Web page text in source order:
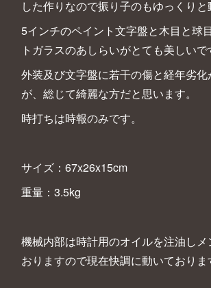
した作りなので振り子のもゆっくりと
5インチのペイント文字盤と木目と球
トガラスのあしらいがとても美しいで
外装及び文字盤に若干の傷と経年劣
が、総じて綺麗な方だと思います。
時打ちは時報のみです。
サイズ：67x26x15cm
重量：3.5kg
機械内部は時計用のオイルを注油しメ
おりますので現在快調に動いておりま